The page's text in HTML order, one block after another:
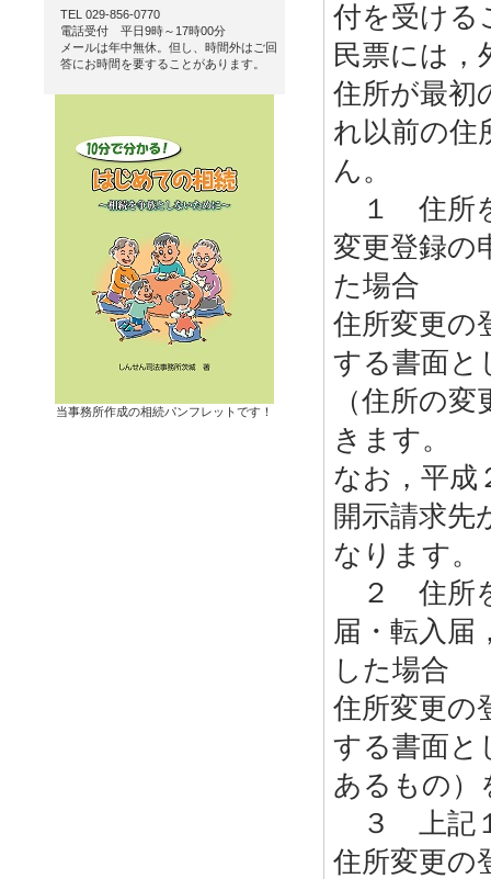
付を受ける
民票には，
住所が最初
れ以前の住
ん。
１ 住所を
変更登録の
た場合
住所変更の
する書面と
（住所の
きます。
なお，平成
開示請求先
なります。
２ 住所を
届・転入届
した場合
住所変更の
する書面と
あるもの
３ 上記１
住所変更の
TEL 029-856-0770
電話受付 平日9時～17時00分
メールは年中無休。但し、時間外はご回
答にお時間を要することがあります。
当事務所作成の相続パンフレットです！